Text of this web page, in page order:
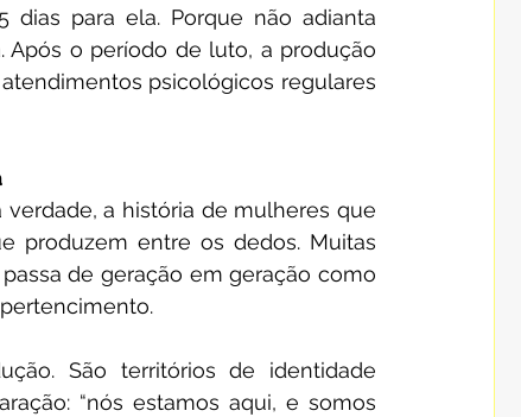
dias para ela. Porque não adianta
Após o período de luto, a produção
psicológicos regulares
a história de mulheres que
produzem entre os dedos. Muitas
de geração em geração como
São territórios de identidade
“nós estamos aqui, e somos